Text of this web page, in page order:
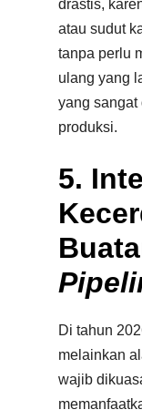
drastis,
atau sudut
tanpa perlu
ulang yang
yang sangat
produksi.
5.
Di tahun
melainkan
wajib